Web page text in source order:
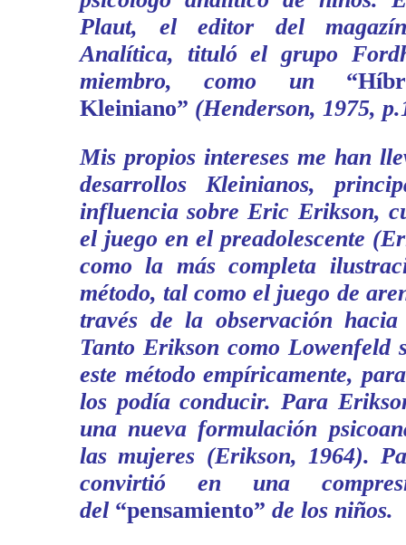
Plaut, el editor del
Analítica, tituló el grupo
miembro, como un
Kleiniano” (Henderson, 1975,
Mis propios intereses me han
desarrollos Kleinianos,
influencia sobre Eric Erikson,
el juego en el preadolescente
como la más completa
método, tal como el juego de
través de la observación hacia
Tanto Erikson como Lowenfeld
este método empíricamente,
los podía conducir. Para
una nueva formulación
las mujeres (Erikson, 1964).
convirtió en una
del “pensamiento” de los niños.